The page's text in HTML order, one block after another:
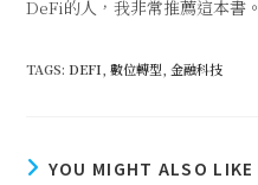
DeFi的人，我非常推薦這本書。
TAGS:DEFI 數位轉型 金融科技
YOU MIGHT ALSO LIKE